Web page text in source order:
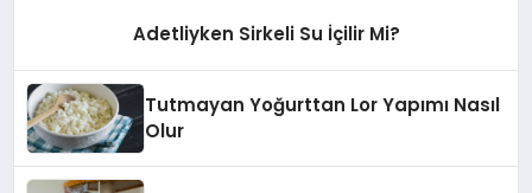
Adetliyken Sirkeli Su İçilir Mi?
Tutmayan Yoğurttan Lor Yapımı Nasıl
Olur